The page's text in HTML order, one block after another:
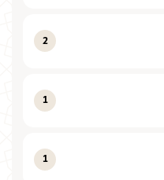
2
1
1